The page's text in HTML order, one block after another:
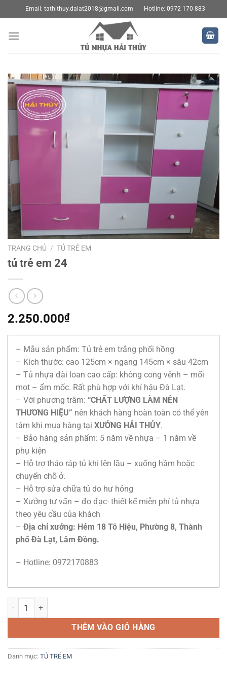
qua
nội
Email: tathithuy.dalat2018@gmail.com Hotline: 0972 170 883
TRANG CHỦ / TỦ TRẺ EM
tủ trẻ em 24
2.250.000₫
– Mẫu sản phẩm: Tủ trẻ em trắng phối hồng
– Kích thước: cao 125cm × ngang 145cm × sâu 42cm
– Tủ nhựa đài loan cao cấp: không cong vênh – mối
mọt – ẩm mốc. Rất phù hợp với khí hậu Đà Lạt.
– Với phương trâm: “CHẤT LƯỢNG LÀM NÊN
THƯƠNG HIỆU” nên khách hàng hoàn toàn có thể yên
tâm khi mua hàng tại XƯỞNG HẢI THỦY.
– Bảo hàng sản phẩm: 5 năm về nhựa – 1 năm về
phụ kiện
– Hỗ trợ tháo ráp tủ khi lên lầu – xuống hầm hoặc
chuyển chỗ ở.
– Hỗ trợ sửa chữa tủ do hư hỏng
– Xưởng tư vấn – đo đạc- thiết kế miễn phí tủ nhựa
theo yêu cầu của khách
– Địa chỉ xưởng: Hẻm 18 Tô Hiệu, Phường 8, Thành
phố Đà Lạt, Lâm Đồng.
– Hotline: 0972170883
tủ trẻ em 24 số lượng
THÊM VÀO GIỎ HÀNG
Danh mục: TỦ TRẺ EM